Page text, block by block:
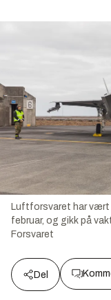
Luftforsvaret har vært
februar, og gikk på
Forsvaret
Del